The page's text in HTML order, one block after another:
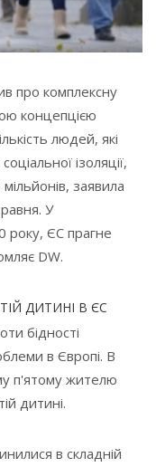
про комплексну
концепцією
людей, які
ізоляції,
заявила
У
року, ЄС прагне
DW.
ДИТИНІ В ЄС
бідності
в Європі. В
п'ятому жителю
дитині.
в складній